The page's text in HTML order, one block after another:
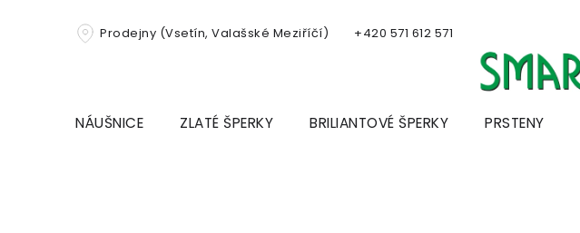
Prodejny (Vsetín, Valašské Meziříčí) +420 571 612 571
NÁUŠNICE ZLATÉ ŠPERKY BRILIANTOVÉ ŠPERKY PRSTENY